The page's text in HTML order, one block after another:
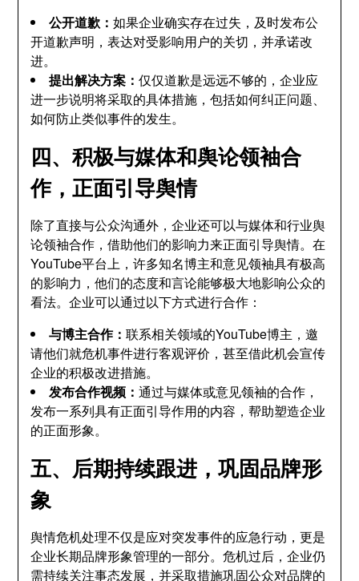
公开道歉：如果企业确实存在过失，及时发布公
开道歉声明，表达对受影响用户的关切，并承诺改
进。
提出解决方案：仅仅道歉是远远不够的，企业应
进一步说明将采取的具体措施，包括如何纠正问题、
如何防止类似事件的发生。
四、积极与媒体和舆论领袖合
作，正面引导舆情
除了直接与公众沟通外，企业还可以与媒体和行业舆
论领袖合作，借助他们的影响力来正面引导舆情。在
YouTube平台上，许多知名博主和意见领袖具有极高
的影响力，他们的态度和言论能够极大地影响公众的
看法。企业可以通过以下方式进行合作：
与博主合作：联系相关领域的YouTube博主，邀
请他们就危机事件进行客观评价，甚至借此机会宣传
企业的积极改进措施。
发布合作视频：通过与媒体或意见领袖的合作，
发布一系列具有正面引导作用的内容，帮助塑造企业
的正面形象。
五、后期持续跟进，巩固品牌形
象
舆情危机处理不仅是应对突发事件的应急行动，更是
企业长期品牌形象管理的一部分。危机过后，企业仍
需持续关注事态发展，并采取措施巩固公众对品牌的